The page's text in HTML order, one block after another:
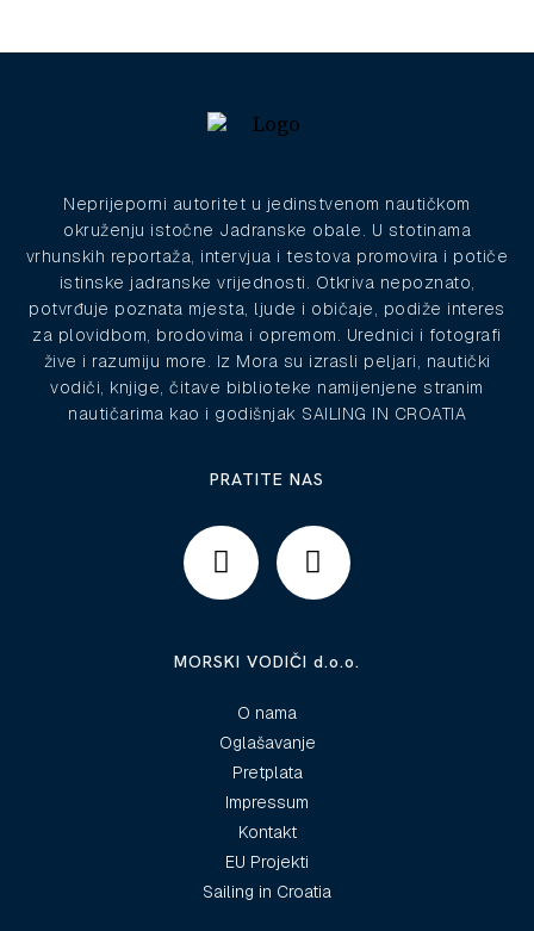
Neprijeporni autoritet u jedinstvenom nautičkom
okruženju istočne Jadranske obale. U stotinama
vrhunskih reportaža, intervjua i testova promovira i potiče
istinske jadranske vrijednosti. Otkriva nepoznato,
potvrđuje poznata mjesta, ljude i običaje, podiže interes
za plovidbom, brodovima i opremom. Urednici i fotografi
žive i razumiju more. Iz Mora su izrasli peljari, nautički
vodiči, knjige, čitave biblioteke namijenjene stranim
nautičarima kao i godišnjak SAILING IN CROATIA
PRATITE NAS
MORSKI VODIČI d.o.o.
O nama
Oglašavanje
Pretplata
Impressum
Kontakt
EU Projekti
Sailing in Croatia